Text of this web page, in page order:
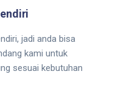
jadi anda bisa
kami untuk
sesuai kebutuhan